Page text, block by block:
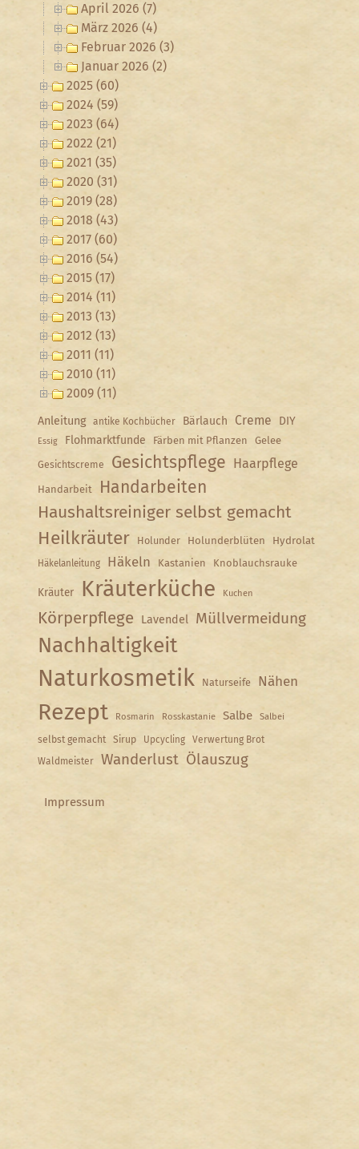
April 2026 (7)
März 2026 (4)
Februar 2026 (3)
Januar 2026 (2)
2025 (60)
2024 (59)
2023 (64)
2022 (21)
2021 (35)
2020 (31)
2019 (28)
2018 (43)
2017 (60)
2016 (54)
2015 (17)
2014 (11)
2013 (13)
2012 (13)
2011 (11)
2010 (11)
2009 (11)
Anleitung antike Kochbücher Bärlauch Creme DIY
Essig Flohmarktfunde Färben mit Pflanzen Gelee
Gesichtscreme Gesichtspflege Haarpflege
Handarbeit
Handarbeiten
Haushaltsreiniger selbst gemacht
Heilkräuter Holunder Holunderblüten Hydrolat
Häkelanleitung Häkeln Kastanien Knoblauchsrauke
Kräuter Kräuterküche Kuchen
Körperpflege Lavendel Müllvermeidung
Nachhaltigkeit
Naturkosmetik Naturseife Nähen
Rezept Rosmarin Rosskastanie Salbe Salbei
selbst gemacht Sirup Upcycling
Verwertung Brot
Waldmeister
Wanderlust Ölauszug
Impressum